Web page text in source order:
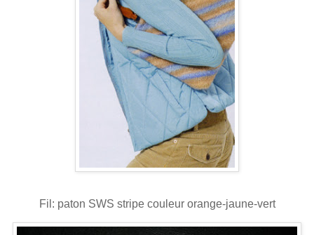
Fil: paton SWS stripe couleur orange-jaune-vert